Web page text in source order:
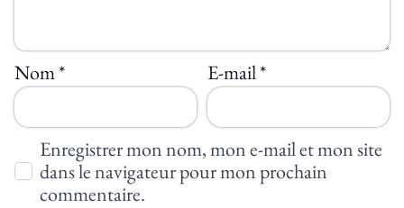
Nom* E-mail*
Enregistrer mon nom, mon e-mail et mon site
dans le navigateur pour mon prochain
commentaire.